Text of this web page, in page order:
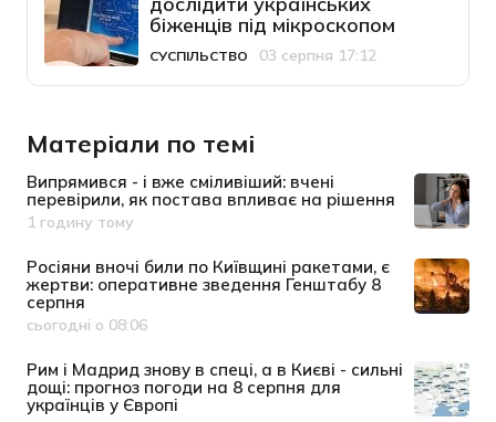
біженців під мікроскопом
Категорія
СУСПІЛЬСТВО
Дата публікації03 серпня 17:12
Матеріали по темі
Випрямився - і вже сміливіший: вчені
перевірили, як постава впливає на рішення
Дата публікації
1 годину тому
Росіяни вночі били по Київщині ракетами, є
жертви: оперативне зведення Генштабу 8
серпня
Дата публікації
сьогодні о 08:06
Рим і Мадрид знову в спеці, а в Києві - сильні
дощі: прогноз погоди на 8 серпня для
українців у Європі